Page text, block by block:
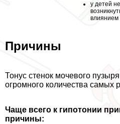
у детей
Причины
Тонус стенок мочевого
огромного количества самых
Чаще всего к гипотонии
причины: